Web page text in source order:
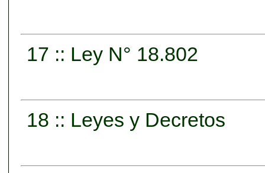
17 :: Ley N° 18.802
18 :: Leyes y Decretos